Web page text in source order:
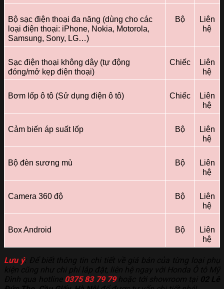
Bộ sạc điện thoại đa năng (dùng cho các
loại điện thoại: iPhone, Nokia, Motorola,
Samsung, Sony, LG…)
Bộ
Liên
hệ
Sạc điện thoại không dây (tự động
đóng/mở kẹp điện thoại)
Chiếc
Liên
hệ
Bơm lốp ô tô (Sử dụng điện ô tô) Chiếc
Liên
hệ
Cảm biến áp suất lốp Bộ
Liên
hệ
Bộ đèn sương mù Bộ
Liên
hệ
Camera 360 độ Bộ
Liên
hệ
Box Android Bộ
Liên
hệ
Lưu ý: Để biết thông tin chi tiết về giá bán của từng loại phụ
0375 83 79 79hoặc tới showroom tại